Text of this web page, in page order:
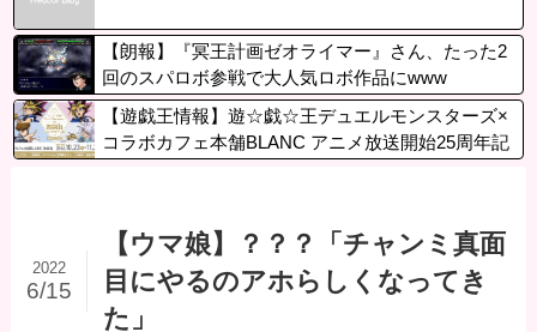
【朗報】『冥王計画ゼオライマー』さん、たった2
回のスパロボ参戦で大人気ロボ作品にwww
【遊戯王情報】遊☆戯☆王デュエルモンスターズ×
コラボカフェ本舗BLANC アニメ放送開始25周年記
【ウマ娘】？？？「チャンミ真面
目にやるのアホらしくなってき
た」
2022
6/15